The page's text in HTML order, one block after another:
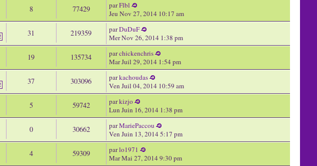
8 77429 parFlbl
Jeu Nov 27, 2014 10:17 am
31 219359 parDuDuF
Mer Nov 26, 2014 1:38 pm
19 135734 parchickenchris
Mar Juil 29, 2014 1:54 pm
37 303096 parkachoudas
Ven Juil 04, 2014 10:59 am
5 59742 parkizjo
Lun Juin 16, 2014 1:38 pm
0 30662 parMariePaccou
Ven Juin 13, 2014 5:17 pm
4 59309 parlo1971
Mar Mai 27, 2014 9:30 pm